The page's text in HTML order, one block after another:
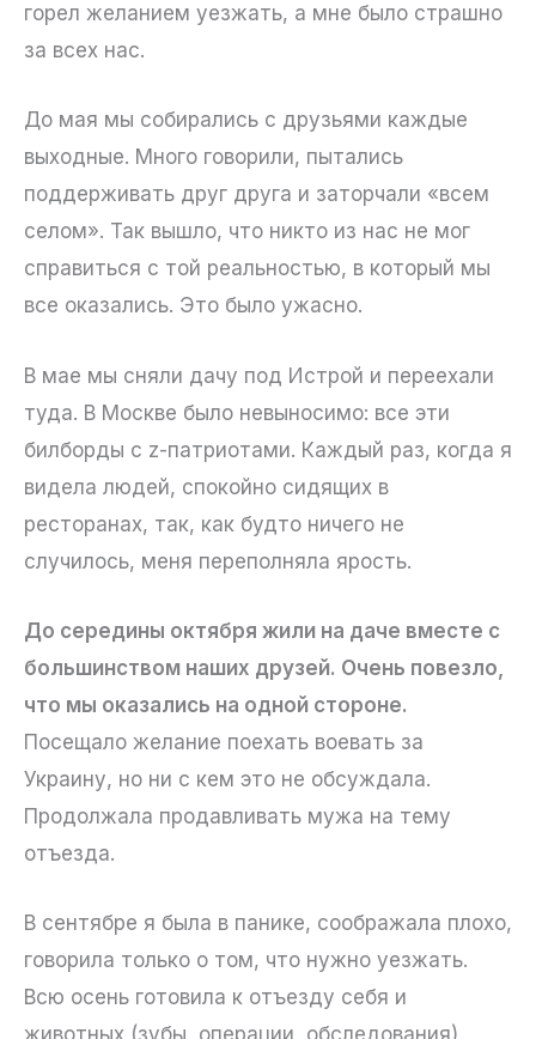
горел желанием уезжать, а мне было страшно
за всех нас.
До мая мы собирались с друзьями каждые
выходные. Много говорили, пытались
поддерживать друг друга и заторчали «всем
селом». Так вышло, что никто из нас не мог
справиться с той реальностью, в который мы
все оказались. Это было ужасно.
В мае мы сняли дачу под Истрой и переехали
туда. В Москве было невыносимо: все эти
билборды с z-патриотами. Каждый раз, когда я
видела людей, спокойно сидящих в
ресторанах, так, как будто ничего не
случилось, меня переполняла ярость.
До середины октября жили на даче вместе с
большинством наших друзей. Очень повезло,
что мы оказались на одной стороне.
Посещало желание поехать воевать за
Украину, но ни с кем это не обсуждала.
Продолжала продавливать мужа на тему
отъезда.
В сентябре я была в панике, соображала плохо,
говорила только о том, что нужно уезжать.
Всю осень готовила к отъезду себя и
животных (зубы, операции, обследования).